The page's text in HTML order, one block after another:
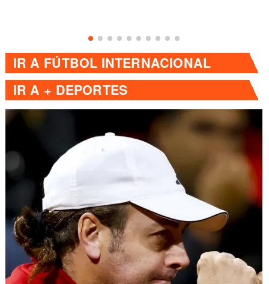
IR A FÚTBOL INTERNACIONAL
IR A + DEPORTES